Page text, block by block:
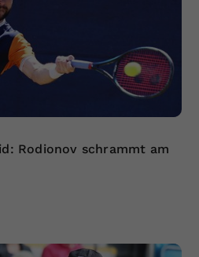
Rodionov schrammt am